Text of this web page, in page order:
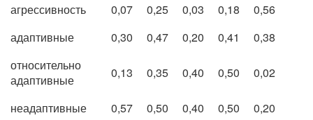
агрессивность
0,07 0,25 0,03 0,18
0,56
адаптивные
0,30 0,47 0,20 0,41
0,38
относительно
адаптивные
0,13 0,35 0,40 0,50 0,02
неадаптивные 0,57 0,50 0,40 0,50
0,20